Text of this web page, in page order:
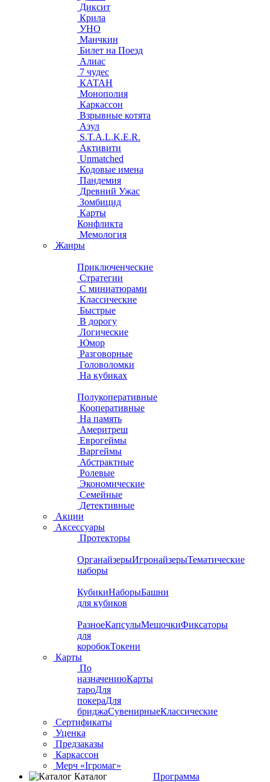
Диксит
Крила
УНО
Манчкин
Билет на Поезд
Алиас
7 чудес
КАТАН
Монополия
Каркассон
Взрывные котята
Азул
S.T.A.L.K.E.R.
Активити
Unmatched
Кодовые имена
Пандемия
Древний Ужас
Зомбицид
Карты
Конфликта
Мемология
Жанры
Приключенческие
Стратегии
С миниатюрами
Классические
Быстрые
В дорогу
Логические
Юмор
Разговорные
Головоломки
На кубиках
Полукоперативные
Кооперативные
На память
Америтреш
Еврогеймы
Варгеймы
Абстрактные
Ролевые
Экономические
Семейные
Детективные
Акции
Аксессуары
Протекторы
ОрганайзерыИгронайзерыТематические
наборы
КубикиНаборыБашни
для кубиков
РазноеКапсулыМешочкиФиксаторы
для
коробокТокени
Карты
По
назначениюКарты
тароДля
покераДля
бриджаСувенирныеКлассические
Сертификаты
Уценка
Предзаказы
Каркассон
Мерч «Ігромаг»
Каталог
Программа